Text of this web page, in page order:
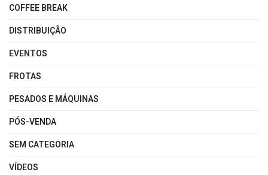
COFFEE BREAK
DISTRIBUIÇÃO
EVENTOS
FROTAS
PESADOS E MÁQUINAS
PÓS-VENDA
SEM CATEGORIA
VÍDEOS